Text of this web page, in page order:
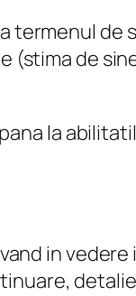
de
(stima de
la
in